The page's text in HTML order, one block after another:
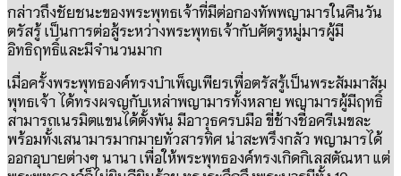
กล่าวถึงชัยชนะของพระพุทธเจ้าที่มีต่อกองทัพพญามารในคืนวัน
ตรัสรู้ เป็นการต่อสู้ระหว่างพระพุทธเจ้ากับศัตรูหมู่มารผู้มี
อิทธิฤทธิ์และมีจำนวนมาก
เมื่อครั้งพระพุทธองค์ทรงบำเพ็ญเพียรเพื่อตรัสรู้เป็นพระสัมมาสัม
พุทธเจ้า ได้ทรงผจญกับเหล่าพญามารทั้งหลาย พญามารผู้มีฤทธิ์
สามารถเนรมิตแขนได้ตั้งพัน มีอาวุธครบมือ ขี่ช้างชื่อครีเมขละ
พร้อมทั้งเสนามารมากมายทั่วสารทิศ น่าสะพรึงกลัว พญามารได้
ออกอุบายต่างๆ นานา เพื่อให้พระพุทธองค์ทรงเกิดกิเลสตัณหา แต่